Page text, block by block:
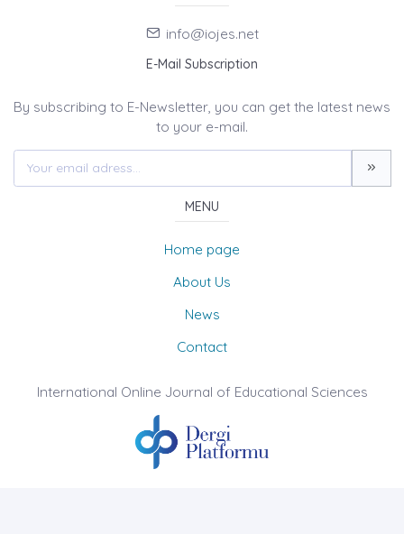
info@iojes.net
E-Mail Subscription
By subscribing to E-Newsletter, you can get the latest news
to your e-mail.
MENU
Home page
About Us
News
Contact
International Online Journal of Educational Sciences